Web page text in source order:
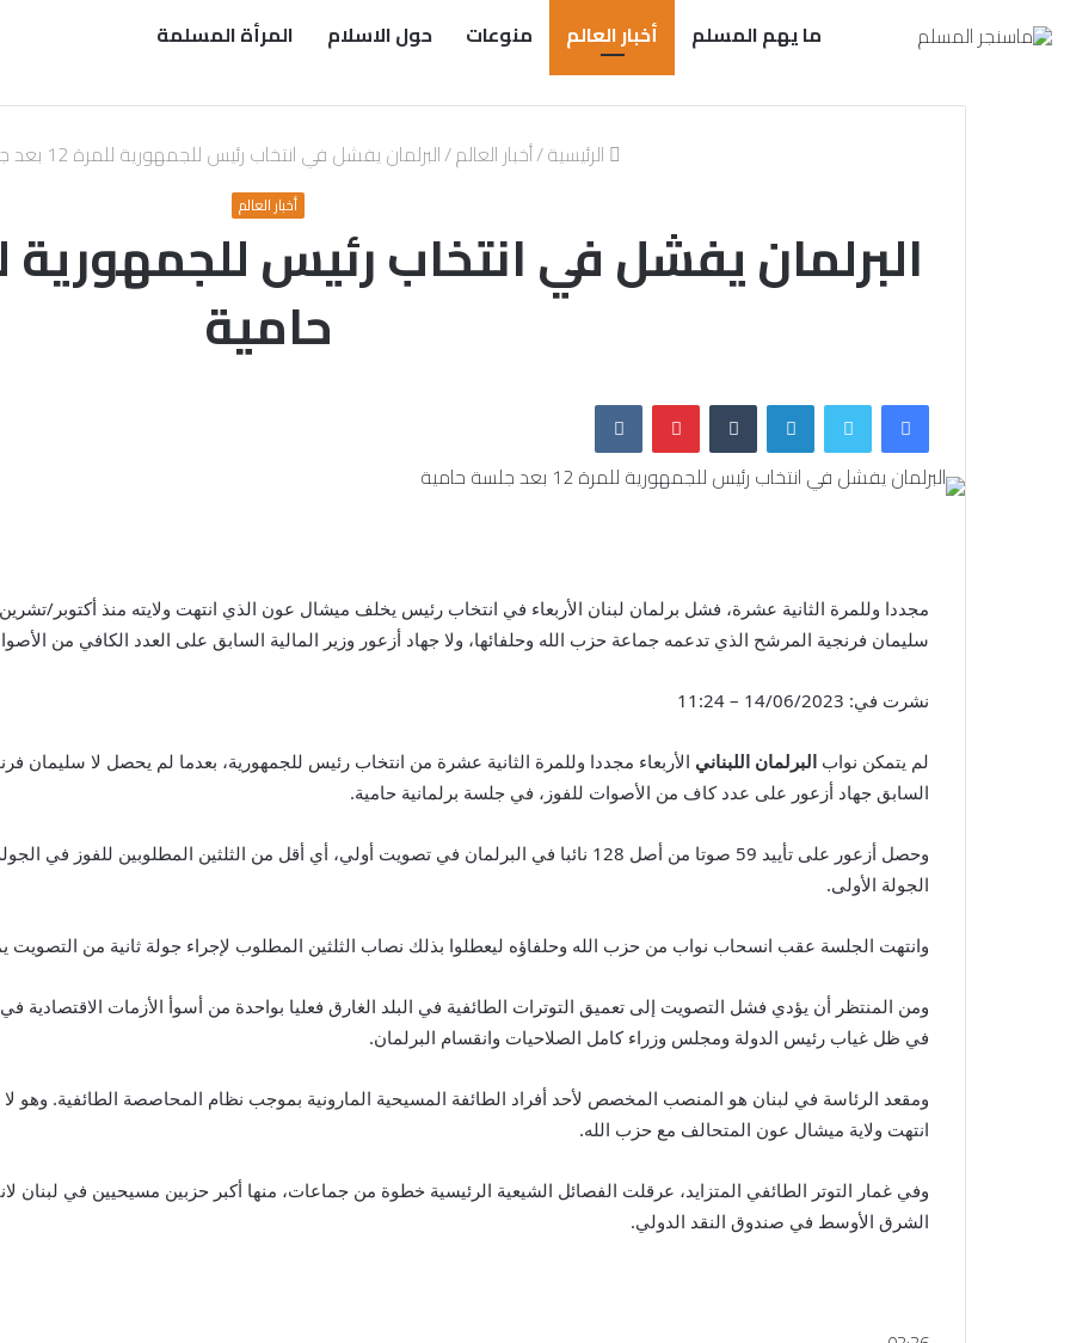
ما يهم المسلم أخبار العالم منوعات حول الاسلام المرأة المسلمة
الرئيسية/أخبار العالم/البرلمان يفشل في انتخاب رئيس للجمهورية للمرة 12 بعد جلسة حامية
أخبار العالم
حامية
فيسبوكتويتر لينكدإن بينتيريست
مجددا وللمرة الثانية عشرة، فشل برلمان لبنان الأربعاء في انتخاب رئيس يخلف ميشال عون الذي انتهت ولايته منذ أكتوبر/
سليمان فرنجية المرشح الذي تدعمه جماعة حزب الله وحلفائها، ولا جهاد أزعور وزير المالية السابق على العدد الكافي من
نشرت في: 14/06/2023 – 11:24
لم يتمكن نواب البرلمان اللبناني الأربعاء مجددا وللمرة الثانية عشرة من انتخاب رئيس للجمهورية، بعدما لم يحصل لا سليمان
السابق جهاد أزعور على عدد كاف من الأصوات للفوز، في جلسة برلمانية حامية.
الجولة الأولى.
وانتهت الجلسة عقب انسحاب نواب من حزب الله وحلفاؤه ليعطلوا بذلك نصاب الثلثين المطلوب لإجراء جولة ثانية من التصويت يمكن
ومن المنتظر أن يؤدي فشل التصويت إلى تعميق التوترات الطائفية في البلد الغارق فعليا بواحدة من أسوأ الأزمات الاقتصادية
في ظل غياب رئيس الدولة ومجلس وزراء كامل الصلاحيات وانقسام البرلمان.
ومقعد الرئاسة في لبنان هو المنصب المخصص لأحد أفراد الطائفة المسيحية المارونية بموجب نظام المحاصصة الطائفية. وهو
انتهت ولاية ميشال عون المتحالف مع حزب الله.
وفي غمار التوتر الطائفي المتزايد، عرقلت الفصائل الشيعية الرئيسية خطوة من جماعات، منها أكبر حزبين مسيحيين في لبنان
الشرق الأوسط في صندوق النقد الدولي.